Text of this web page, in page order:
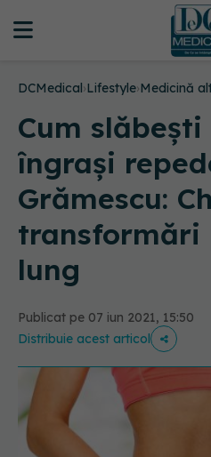
DCMedical›Lifestyle›Medicină
Cum
îngrași
Grămescu:
transformări
lung
Publicat pe 07 iun 2021, 15:50
Distribuie acest articol